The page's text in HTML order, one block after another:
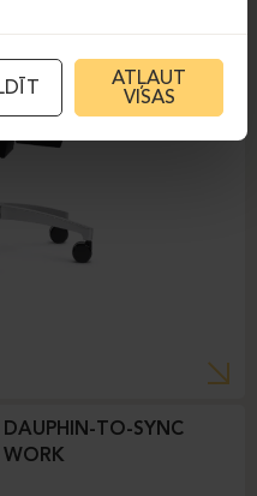
DAUPHIN-TO-SYNC
WORK
ATĻAUT
VISAS